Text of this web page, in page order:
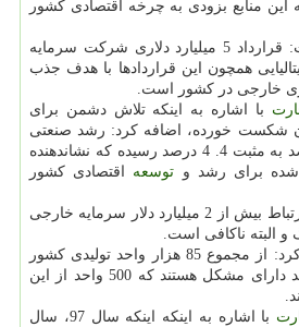
این منابع بزودی به چرخه اقتصادی كشور
شریعتمداری اظهار داشت: قرارداد 5 میلیارد دلاری شركت سرمایه
همچون این قراردادها با هدف جذب
خارجی در كشور است.
با اشاره به اینكه تلاش دشمن برای
شكست خورده، اضافه كرد: رشد صنعتی
كشور از منفی 10. 8 درصد به مثبت 4. 4 درصد رسیده كه نشاندهنده
شده برای رشد و توسعه اقتصادی كشور
وی اظهار نمود: درهمین ارتباط بیش از 2 میلیارد دلار سرمایه خارجی
ناكافی است.
شریعتمداری خاطرنشان كرد: از مجموع 85 هزار واحد تولیدی كشور
حدود یك هزار و 200 واحد دارای مشكل هستند كه 500 واحد از این
با اشاره به اینكه اینكه سال 97، سال